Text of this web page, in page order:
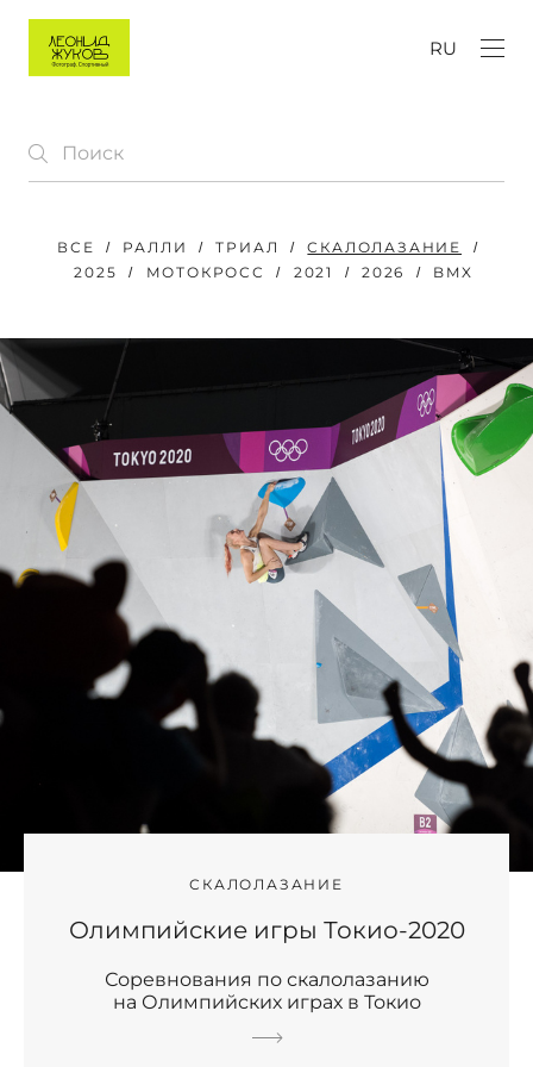
RU
ВСЕ РАЛЛИ ТРИАЛ
СКАЛОЛАЗАНИЕ
2025
МОТОКРОСС 2021 2026 BMX
СКАЛОЛАЗАНИЕ
Олимпийские игры Токио-2020
Соревнования по скалолазанию
на Олимпийских играх в Токио